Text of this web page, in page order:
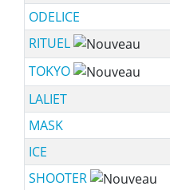
ODELICE
RITUEL
TOKYO
LALIET
MASK
ICE
SHOOTER